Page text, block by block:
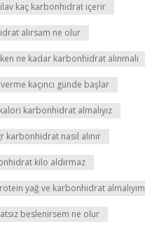
kaç karbonhidrat içerir
alırsam ne olur
ne kadar karbonhidrat alınmalı
kaçıncı günde başlar
karbonhidrat almalıyız
karbonhidrat nasıl alınır
kilo aldırmaz
yağ ve karbonhidrat almalıyım
beslenirsem ne olur